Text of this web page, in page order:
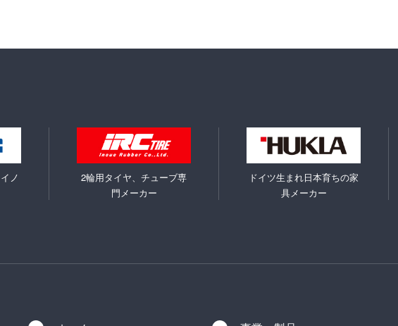
ノ
2輪用タイヤ、チューブ専
門メーカー
ドイツ生まれ日本育ちの家
具メーカー